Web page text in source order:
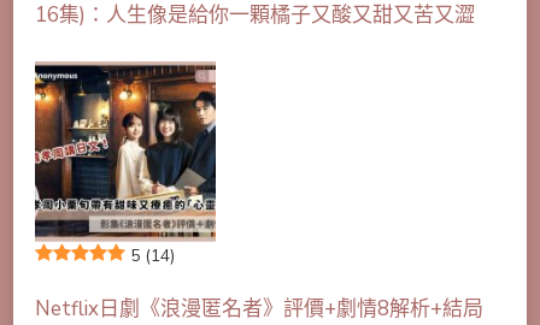
16集)：人生像是給你一顆橘子又酸又甜又苦又澀
5 (14)
Netflix日劇《浪漫匿名者》評價+劇情8解析+結局